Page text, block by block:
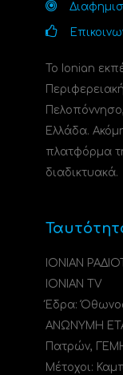
Το Ionian
Ελλάδα.
πλατφόρμα
διαδικτυακά.
ΙΟΝΙΑΝ
IONIAN TV
Έδρα:
ΑΝΩΝΥΜΗ
Πατρών,
Μέτοχοι: